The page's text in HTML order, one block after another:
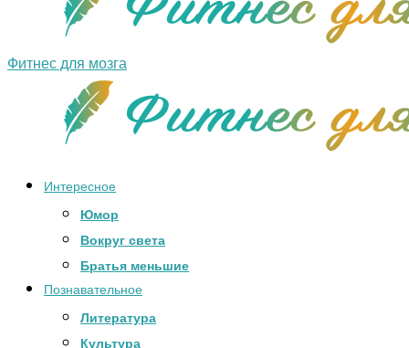
Фитнес для мозга
Интересное
Юмор
Вокруг света
Братья меньшие
Познавательное
Литература
Культура